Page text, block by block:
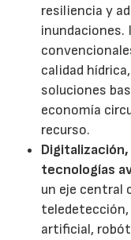
resiliencia y
inundaciones.
calidad
soluciones
economía
recurso.
tecnologías
un eje central
artificial,